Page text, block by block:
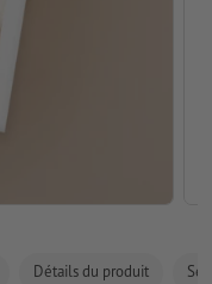
Détails du produit